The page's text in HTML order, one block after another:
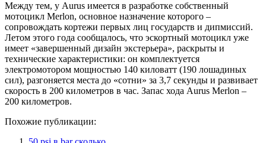
Между тем, у Aurus имеется в разработке собственный
мотоцикл Merlon, основное назначение которого –
сопровождать кортежи первых лиц государств и дипмиссий.
Летом этого года сообщалось, что эскортный мотоцикл уже
имеет «завершенный дизайн экстерьера», раскрыты и
технические характеристики: он комплектуется
электромотором мощностью 140 киловатт (190 лошадиных
сил), разгоняется места до «сотни» за 3,7 секунды и развивает
скорость в 200 километров в час. Запас хода Aurus Merlon –
200 километров.
Похожие публикации: